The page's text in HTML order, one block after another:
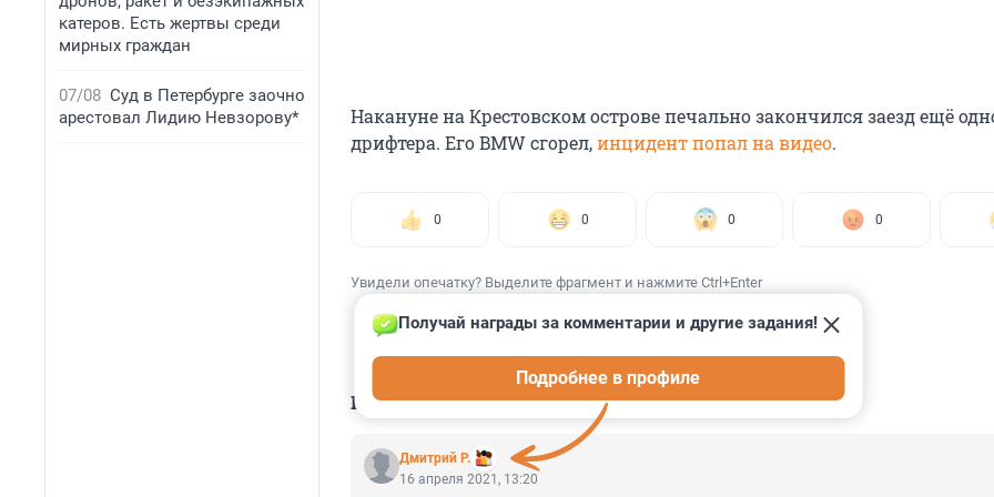
катеров. Есть жертвы среди
мирных граждан
07/08 Суд в Петербурге заочно
арестовал Лидию Невзорову*
Накануне на Крестовском острове печально закончился заезд ещё
дрифтера. Его BMW сгорел,инцидент попал на видео.
0 0 0 0
Увидели опечатку? Выделите фрагмент и нажмите Ctrl+Enter
КОММЕНТАРИИ 59
Дмитрий Р.
Получай награды за комментарии и другие задания!
Подробнее в профиле
16 апреля 2021, 13:20